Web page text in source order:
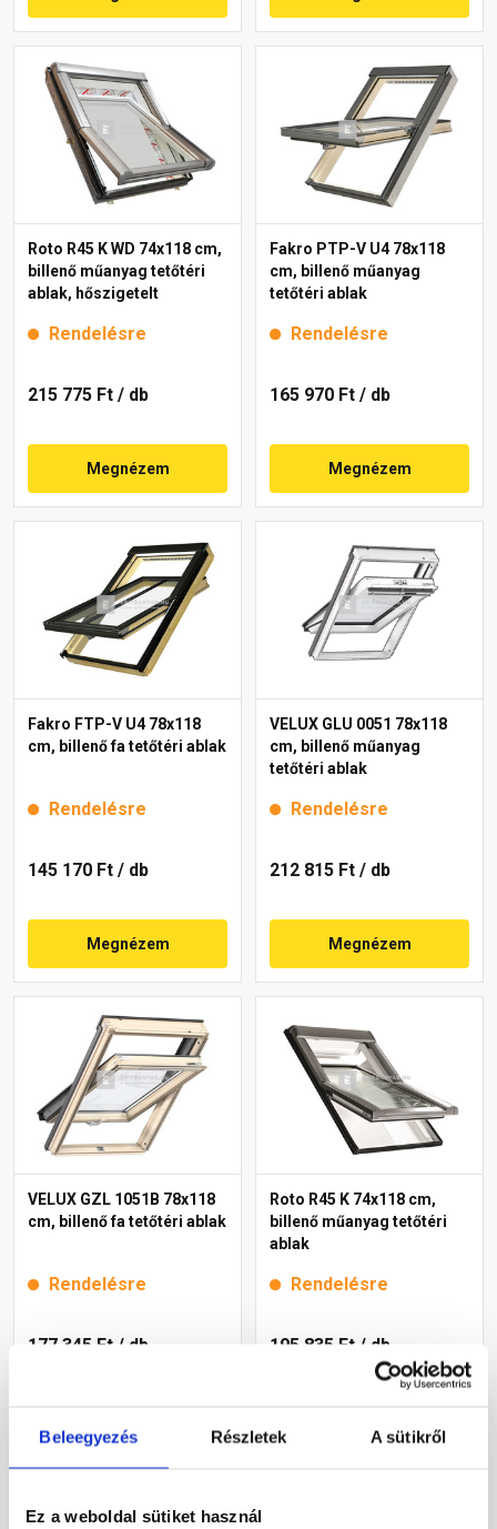
Beleegyezés Részletek A sütikről
Ez a weboldal sütiket használ
Roto R45 K WD 74x118 cm,
billenő műanyag tetőtéri
ablak, hőszigetelt
Rendelésre
215 775 Ft / db
Megnézem
Fakro PTP-V U4 78x118
cm, billenő műanyag
tetőtéri ablak
Rendelésre
165 970 Ft / db
Megnézem
Fakro FTP-V U4 78x118
cm, billenő fa tetőtéri ablak
Rendelésre
145 170 Ft / db
Megnézem
VELUX GLU 0051 78x118
cm, billenő műanyag
tetőtéri ablak
Rendelésre
212 815 Ft / db
Megnézem
VELUX GZL 1051B 78x118
cm, billenő fa tetőtéri ablak
Rendelésre
177 345 Ft / db
Roto R45 K 74x118 cm,
billenő műanyag tetőtéri
ablak
Rendelésre
195 835 Ft / db